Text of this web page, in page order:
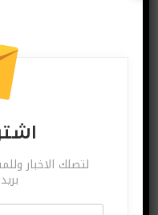
لتصلك الاخبار